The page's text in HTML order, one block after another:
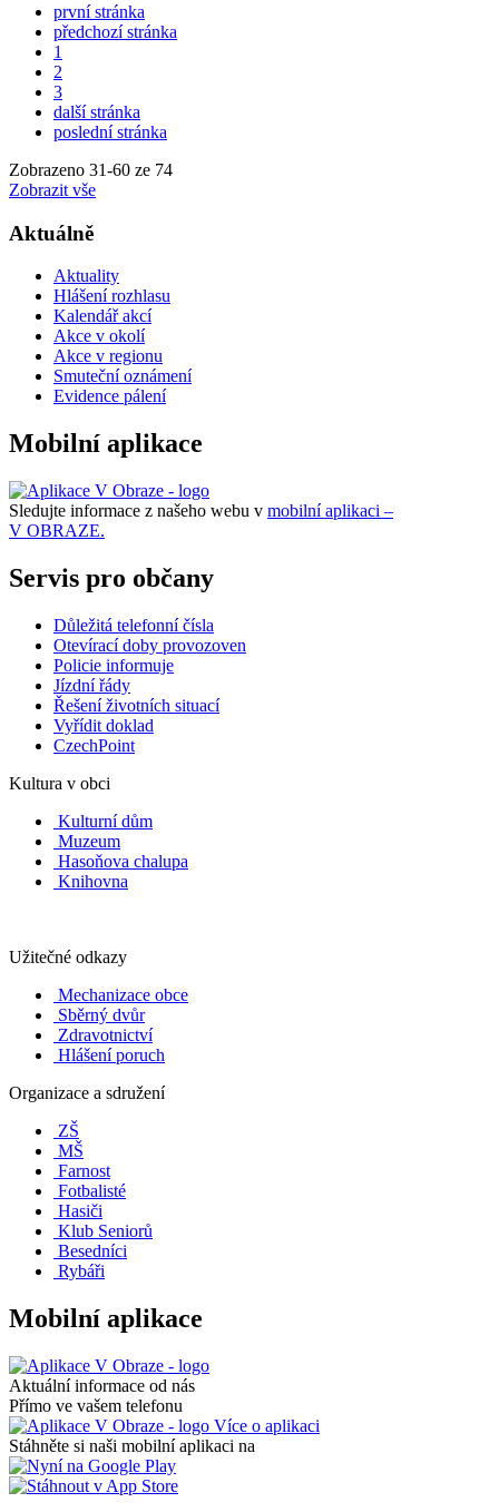
první stránka
předchozí stránka
1
2
3
další stránka
poslední stránka
Zobrazeno 31-60 ze 74
Zobrazit vše
Aktuálně
Aktuality
Hlášení rozhlasu
Kalendář akcí
Akce v okolí
Akce v regionu
Smuteční oznámení
Evidence pálení
Mobilní aplikace
Sledujte informace z našeho webu v mobilní aplikaci –
V OBRAZE.
Servis pro občany
Důležitá telefonní čísla
Otevírací doby provozoven
Policie informuje
Jízdní řády
Řešení životních situací
Vyřídit doklad
CzechPoint
Kultura v obci
Kulturní dům
Muzeum
Hasoňova chalupa
Knihovna
Užitečné odkazy
Mechanizace obce
Sběrný dvůr
Zdravotnictví
Hlášení poruch
Organizace a sdružení
ZŠ
MŠ
Farnost
Fotbalisté
Hasiči
Klub Seniorů
Besedníci
Rybáři
Mobilní aplikace
Aktuální informace od nás
Přímo ve vašem telefonu
Více o aplikaci
Stáhněte si naši mobilní aplikaci na